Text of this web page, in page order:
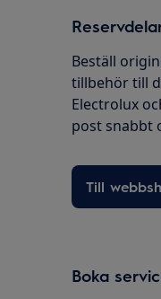
Beställ
tillbehör till
Electrolux
post snabbt
Till
Boka